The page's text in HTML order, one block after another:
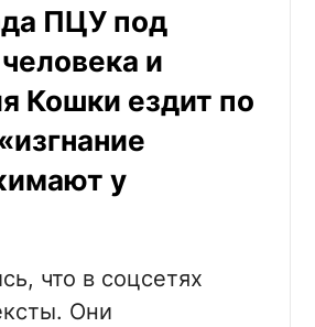
ПЦУ под
и
Кошки ездит по
у
что в соцсетях
Они